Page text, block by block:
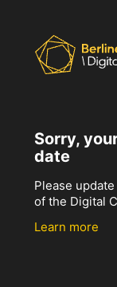
Sorry,
date
Please
of the Digital
Learn more